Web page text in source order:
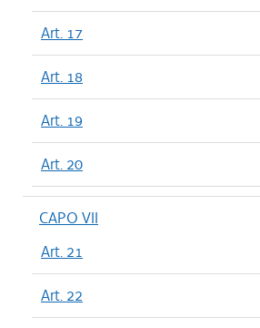
Art. 17
Art. 18
Art. 19
Art. 20
CAPO VII
Art. 21
Art. 22